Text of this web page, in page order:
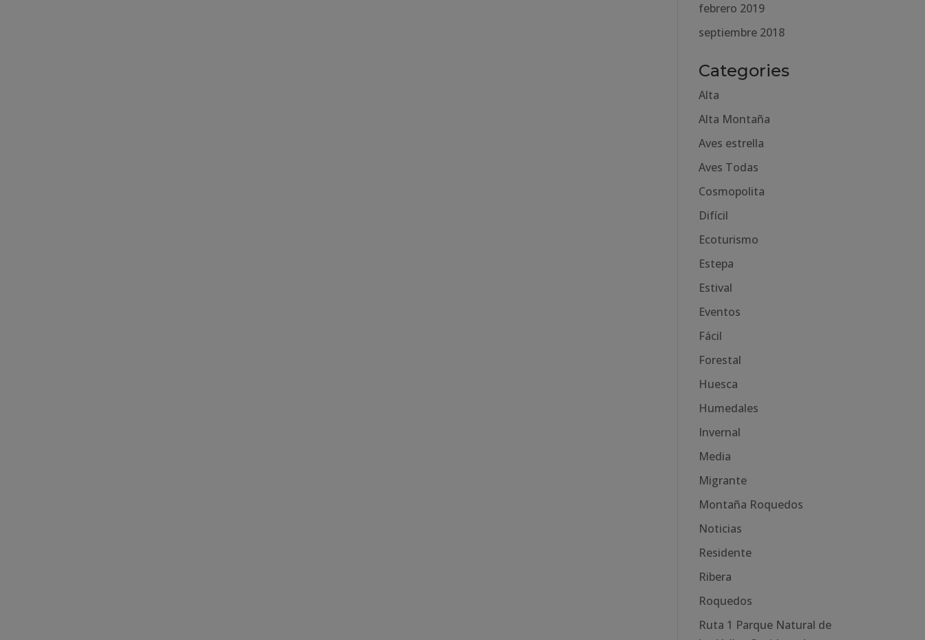
febrero 2019
septiembre 2018
Categories
Alta
Alta Montaña
Aves estrella
Aves Todas
Cosmopolita
Difícil
Ecoturismo
Estepa
Estival
Eventos
Fácil
Forestal
Huesca
Humedales
Invernal
Media
Migrante
Montaña Roquedos
Noticias
Residente
Ribera
Roquedos
Ruta 1 Parque Natural de